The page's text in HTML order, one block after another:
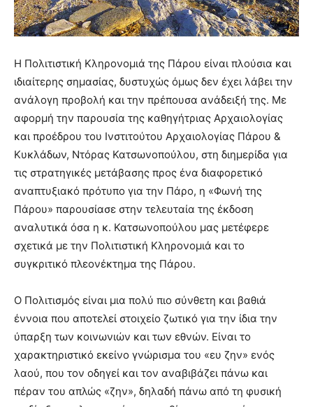
Η Πολιτιστική Κληρονομιά της Πάρου είναι πλούσια και
ιδιαίτερης σημασίας, δυστυχώς όμως δεν έχει λάβει την
ανάλογη προβολή και την πρέπουσα ανάδειξή της. Με
αφορμή την παρουσία της καθηγήτριας Αρχαιολογίας
και προέδρου του Ινστιτούτου Αρχαιολογίας Πάρου &
Κυκλάδων, Ντόρας Κατσωνοπούλου, στη διημερίδα για
τις στρατηγικές μετάβασης προς ένα διαφορετικό
αναπτυξιακό πρότυπο για την Πάρο, η «Φωνή της
Πάρου» παρουσίασε στην τελευταία της έκδοση
αναλυτικά όσα η κ. Κατσωνοπούλου μας μετέφερε
σχετικά με την Πολιτιστική Κληρονομιά και το
συγκριτικό πλεονέκτημα της Πάρου.
Ο Πολιτισμός είναι μια πολύ πιο σύνθετη και βαθιά
έννοια που αποτελεί στοιχείο ζωτικό για την ίδια την
ύπαρξη των κοινωνιών και των εθνών. Είναι το
χαρακτηριστικό εκείνο γνώρισμα του «ευ ζην» ενός
λαού, που τον οδηγεί και τον αναβιβάζει πάνω και
πέραν του απλώς «ζην», δηλαδή πάνω από τη φυσική